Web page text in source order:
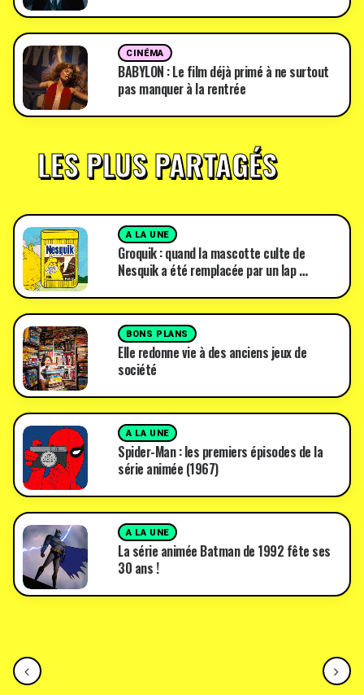
CINÉMA
BABYLON : Le film déjà primé à ne surtout
pas manquer à la rentrée
LES PLUS PARTAGÉS
A LA UNE
Groquik : quand la mascotte culte de
Nesquik a été remplacée par un lap …
BONS PLANS
Elle redonne vie à des anciens jeux de
société
A LA UNE
Spider-Man : les premiers épisodes de la
série animée (1967)
A LA UNE
La série animée Batman de 1992 fête ses
30 ans !